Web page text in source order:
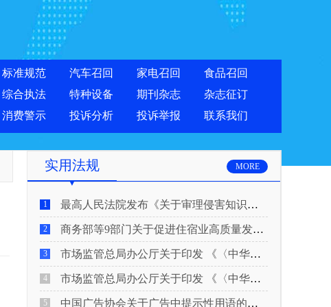
标准规范 汽车召回 家电召回
食品召回
综合执法 特种设备 期刊杂志
杂志征订
消费警示 投诉分析 投诉举报 联系我们
实用法规 MORE
1 最高人民法院发布《关于审理侵害知识产权民事纠纷案件适用惩罚性赔偿的解释》
2 商务部等9部门关于促进住宿业高质量发展的指导意见
3 市场监管总局办公厅关于印发 《〈中华人民共和国广告法〉适用问题 执法指南（二）》的通知
4 市场监管总局办公厅关于印发 《〈中华人民共和国广告法〉适用问题 执法指南（一）》的通知
5 中国广告协会关于广告中提示性用语的合规风险提示